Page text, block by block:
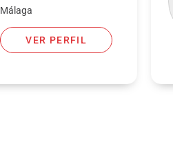
Málaga
VER PERFIL